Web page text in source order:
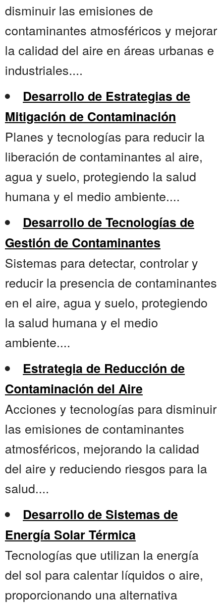
disminuir las emisiones de
contaminantes atmosféricos y mejorar
la calidad del aire en áreas urbanas e
industriales....
Desarrollo de Estrategias de
Mitigación de Contaminación
Planes y tecnologías para reducir la
liberación de contaminantes al aire,
agua y suelo, protegiendo la salud
humana y el medio ambiente....
Desarrollo de Tecnologías de
Gestión de Contaminantes
Sistemas para detectar, controlar y
reducir la presencia de contaminantes
en el aire, agua y suelo, protegiendo
la salud humana y el medio
ambiente....
Estrategia de Reducción de
Contaminación del Aire
Acciones y tecnologías para disminuir
las emisiones de contaminantes
atmosféricos, mejorando la calidad
del aire y reduciendo riesgos para la
salud....
Desarrollo de Sistemas de
Energía Solar Térmica
Tecnologías que utilizan la energía
del sol para calentar líquidos o aire,
proporcionando una alternativa